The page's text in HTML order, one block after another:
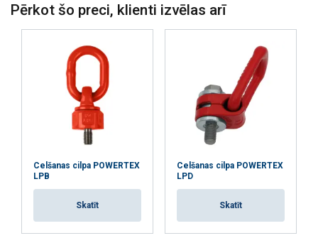
Pērkot šo preci, klienti izvēlas arī
Celšanas cilpa POWERTEX
LPB
Skatīt
Celšanas cilpa POWERTEX
LPD
Skatīt